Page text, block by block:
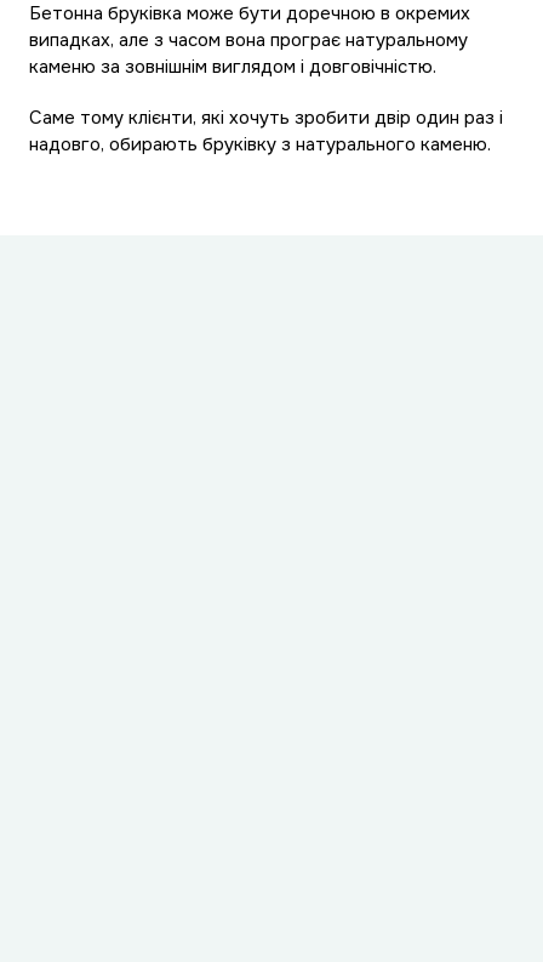
Бетонна бруківка може бути доречною в окремих
випадках, але з часом вона програє натуральному
каменю за зовнішнім виглядом і довговічністю.
Саме тому клієнти, які хочуть зробити двір один раз і
надовго, обирають бруківку з натурального каменю.